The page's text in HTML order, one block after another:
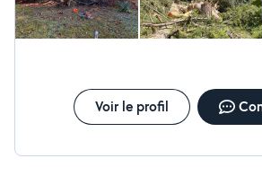
Voir le profil